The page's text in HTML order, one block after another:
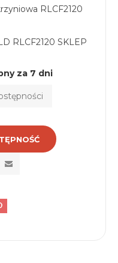
RLCF2120
RLCF2120 SKLEP
za 7 dni